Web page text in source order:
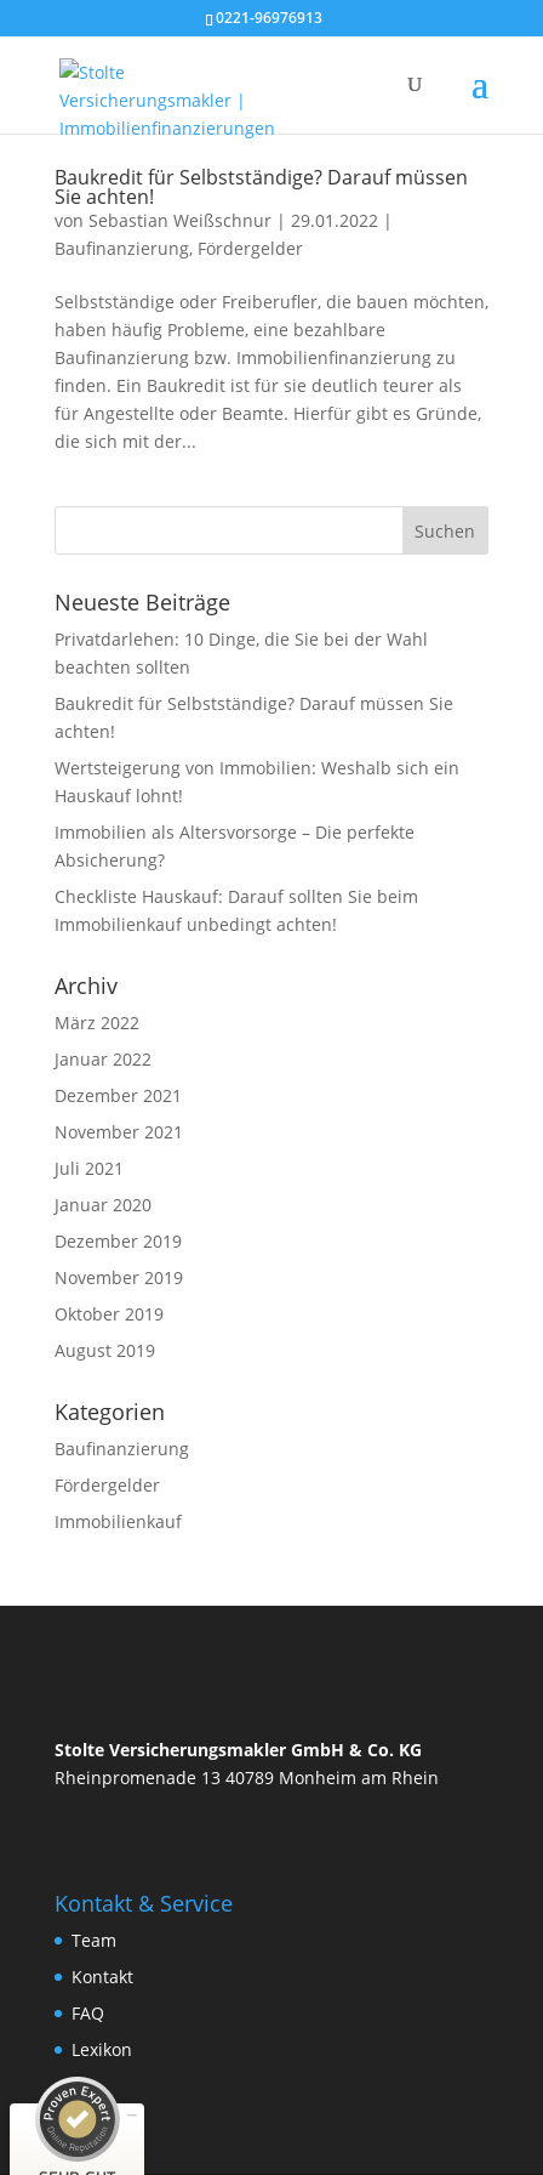
0221-96976913
Baukredit für Selbstständige? Darauf müssen
Sie achten!
von Sebastian Weißschnur| 29.01.2022|
Baufinanzierung, Fördergelder
Selbstständige oder Freiberufler, die bauen möchten,
haben häufig Probleme, eine bezahlbare
Baufinanzierung bzw. Immobilienfinanzierung zu
finden. Ein Baukredit ist für sie deutlich teurer als
für Angestellte oder Beamte. Hierfür gibt es Gründe,
die sich mit der...
Neueste Beiträge
Privatdarlehen: 10 Dinge, die Sie bei der Wahl
beachten sollten
Baukredit für Selbstständige? Darauf müssen Sie
achten!
Wertsteigerung von Immobilien: Weshalb sich ein
Hauskauf lohnt!
Immobilien als Altersvorsorge – Die perfekte
Absicherung?
Checkliste Hauskauf: Darauf sollten Sie beim
Immobilienkauf unbedingt achten!
Archiv
März 2022
Januar 2022
Dezember 2021
November 2021
Juli 2021
Januar 2020
Dezember 2019
November 2019
Oktober 2019
August 2019
Kategorien
Baufinanzierung
Fördergelder
Immobilienkauf
Stolte Versicherungsmakler GmbH & Co. KG
Rheinpromenade 13 40789 Monheim am Rhein
Kontakt & Service
Team
Kontakt
FAQ
Lexikon
Kundenbewertungen und Erfahrungen zu
Stolte Versicherungsmakler GmbH & Co. KG
(3 Profile)
SEHR GUT
4,89 / 5,00
956
Bewertungen von 9
anderen Quellen